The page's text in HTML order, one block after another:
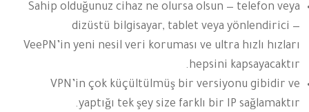
Sahip olduğunuz cihaz ne olursa olsun — telefon veya
dizüstü bilgisayar, tablet veya yönlendirici —
VeePN’in yeni nesil veri koruması ve ultra hızlı hızları
hepsini kapsayacaktır.
VPN’in çok küçültülmüş bir versiyonu gibidir ve
yaptığı tek şey size farklı bir IP sağlamaktır.